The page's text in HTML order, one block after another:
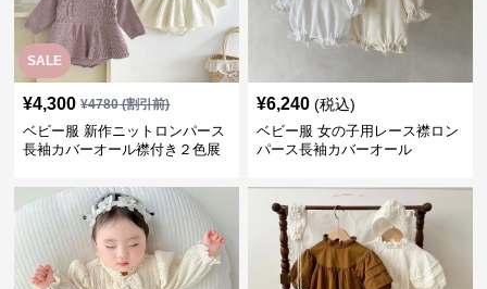
SALE
¥4,300 ¥4780(割引前)
ベビー服 新作ニットロンパース
長袖カバーオール襟付き２色展
¥6,240 (税込)
ベビー服 女の子用レース襟ロン
パース長袖カバーオール